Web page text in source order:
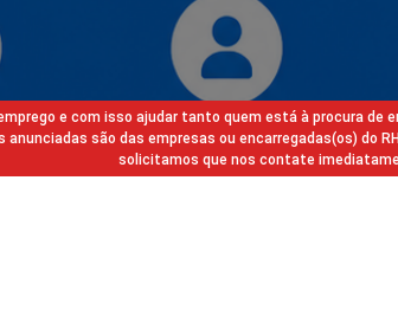
e com isso ajudar tanto quem está à procura
são das empresas ou encarregadas(os) do
solicitamos que nos contate